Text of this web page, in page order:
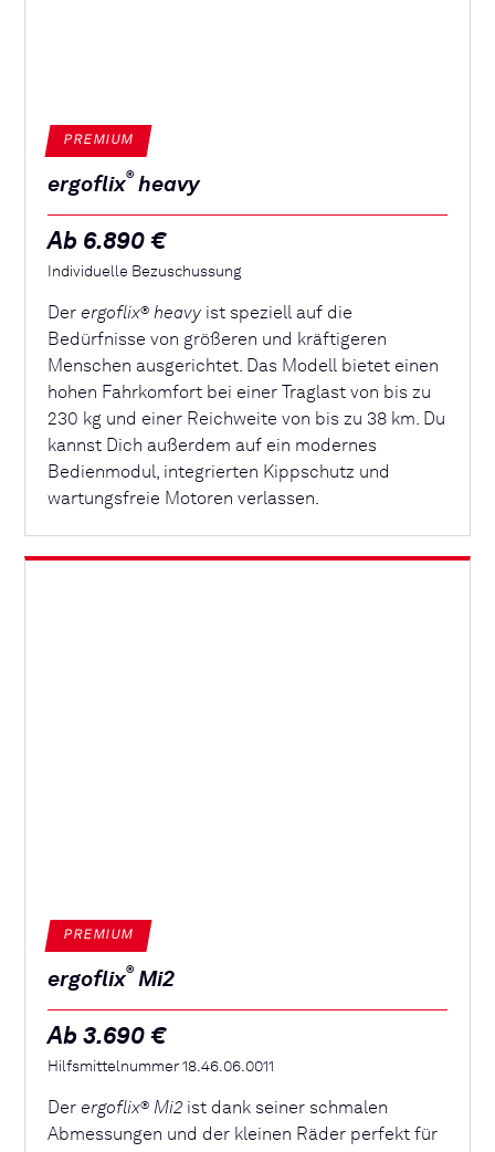
PREMIUM
ergoflix® heavy
Ab 6.890 €
Individuelle Bezuschussung
Derergoflix® heavy ist speziell auf die
Bedürfnisse von größeren und kräftigeren
Menschen ausgerichtet. Das Modell bietet einen
hohen Fahrkomfort bei einer Traglast von bis zu
230 kg und einer Reichweite von bis zu 38 km. Du
kannst Dich außerdem auf ein modernes
Bedienmodul, integrierten Kippschutz und
wartungsfreie Motoren verlassen.
PREMIUM
ergoflix® Mi2
Ab 3.690 €
Hilfsmittelnummer 18.46.06.0011
Derergoflix® Mi2ist dank seiner schmalen
Abmessungen und der kleinen Räder perfekt für